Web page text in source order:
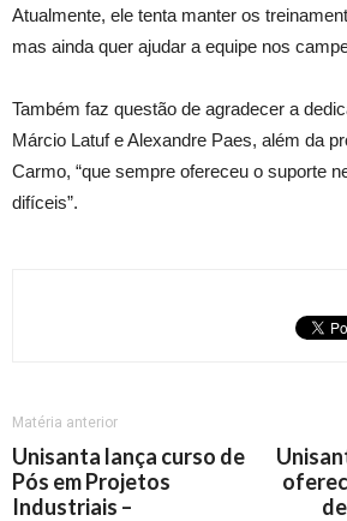
Atualmente, ele tenta manter os
mas ainda quer ajudar a equipe nos
Também faz questão de agradecer a
Márcio Latuf e Alexandre Paes, além da
Carmo, “que sempre ofereceu o suporte
difíceis”.
Matéria anterior
Unisanta lança curso de
Pós em Projetos
Industriais –